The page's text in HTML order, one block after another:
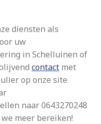
diensten als
uw
in Schelluinen of
contact met
op onze site
naar 0643270248
meer bereiken!